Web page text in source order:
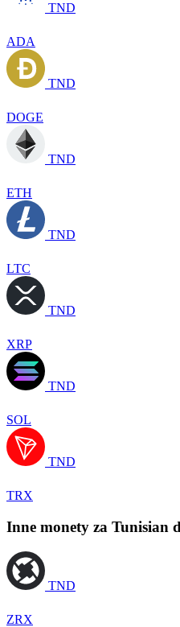
TND
ADA
TND
DOGE
TND
ETH
TND
LTC
TND
XRP
TND
SOL
TND
TRX
Inne monety za Tunisian
TND
ZRX